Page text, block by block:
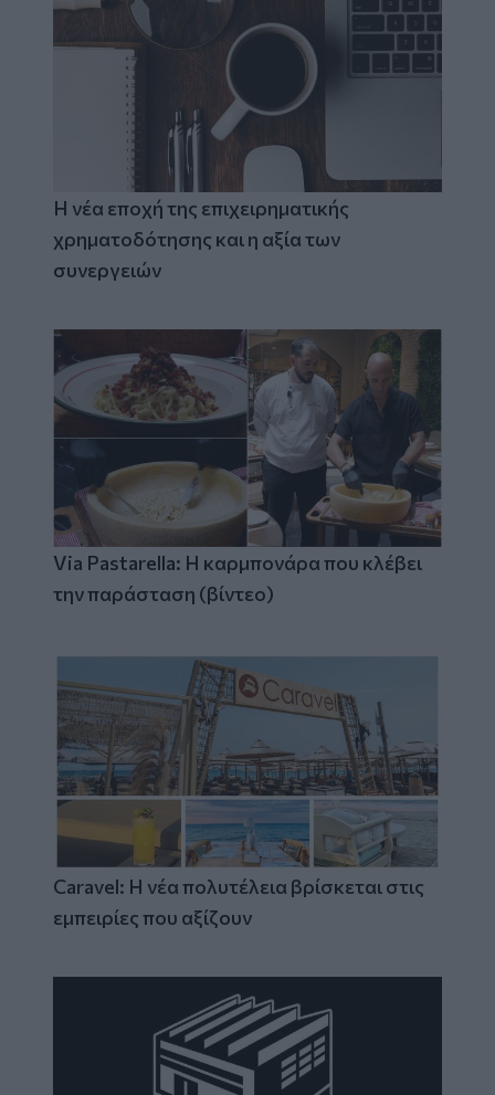
Η νέα εποχή της επιχειρηματικής
χρηματοδότησης και η αξία των
συνεργειών
Via Pastarella: Η καρμπονάρα που κλέβει
την παράσταση (βίντεο)
Caravel: Η νέα πολυτέλεια βρίσκεται στις
εμπειρίες που αξίζουν